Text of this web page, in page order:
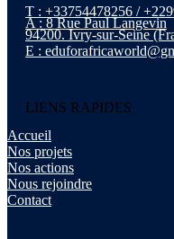
T : +33754478256 /
A : 8 Rue Paul Langevin
94200. Ivry-sur-Seine
E :
LIENS RAPIDES
Accueil
Nos projets
Nos actions
Nous rejoindre
Contact